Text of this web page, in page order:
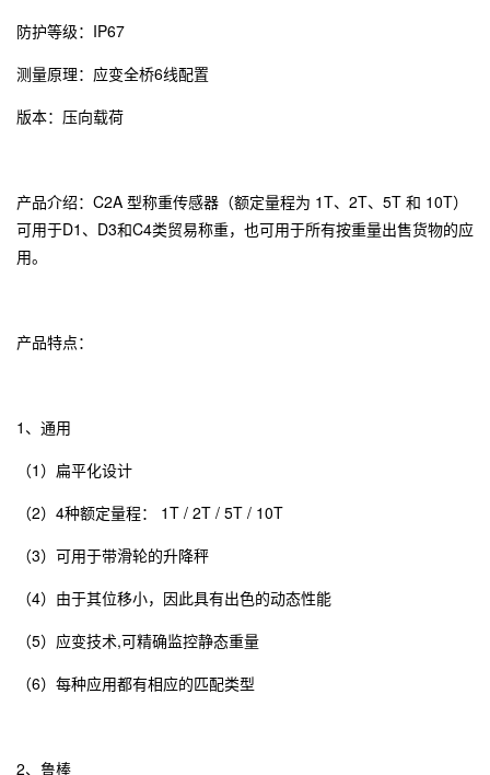
防护等级：IP67
测量原理：应变全桥6线配置
版本：压向载荷
产品介绍：C2A 型称重传感器（额定量程为 1T、2T、5T 和 10T）
可用于D1、D3和C4类贸易称重，也可用于所有按重量出售货物的应
用。
产品特点：
1、通用
（1）扁平化设计
（2）4种额定量程： 1T / 2T / 5T / 10T
（3）可用于带滑轮的升降秤
（4）由于其位移小，因此具有出色的动态性能
（5）应变技术,可精确监控静态重量
（6）每种应用都有相应的匹配类型
2、鲁棒